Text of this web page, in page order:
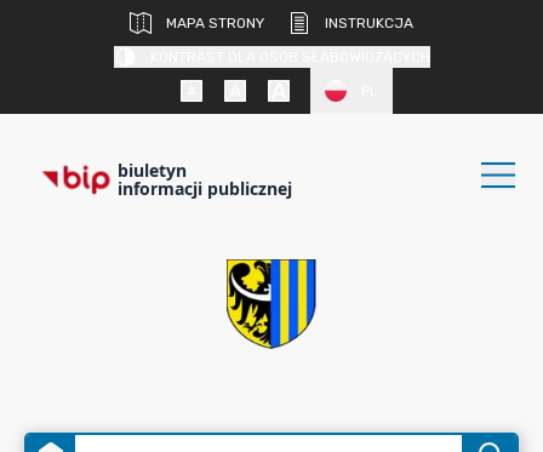
MAPA STRONY
INSTRUKCJA
biuletyn
informacji publicznej